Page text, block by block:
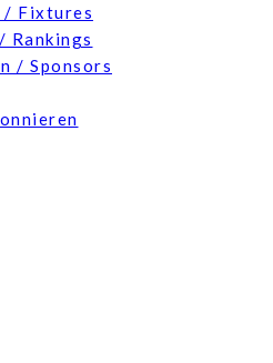
/ Fixtures
Rankings
/ Sponsors